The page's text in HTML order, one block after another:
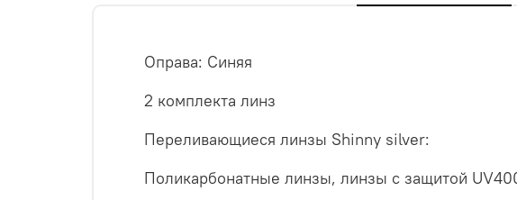
Оправа: Синяя
2 комплекта линз
Переливающиеся линзы Shinny silver:
Поликарбонатные линзы, линзы с защитой